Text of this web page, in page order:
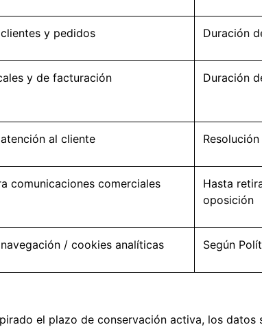
y pedidos Duración
y de facturación Duración
al cliente
comunicaciones comerciales
Hasta
oposición
/ cookies analíticas Según
el plazo de conservación activa, los